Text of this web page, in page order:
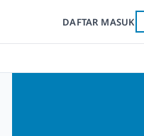
DAFTAR MASUK